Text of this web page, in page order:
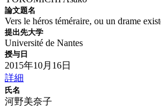
論文題名
Vers le héros téméraire, ou un drame
提出先大学
Université de Nantes
授与日
2015年10月16日
詳細
氏名
河野美奈子